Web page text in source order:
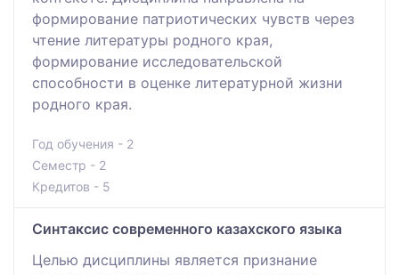
формирование патриотических чувств через
чтение литературы родного края,
формирование исследовательской
способности в оценке литературной жизни
родного края.
Год обучения - 2
Семестр - 2
Кредитов - 5
Синтаксис современного казахского языка
Целью дисциплины является признание